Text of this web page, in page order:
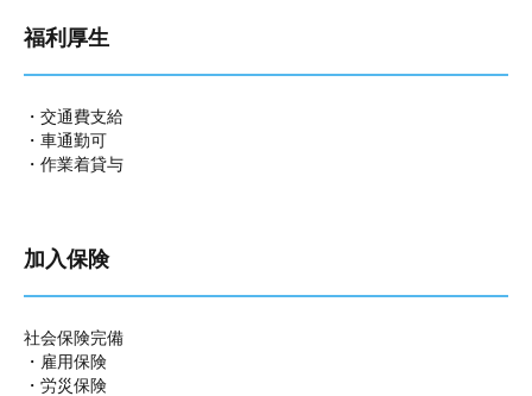
福利厚生
・交通費支給
・車通勤可
・作業着貸与
加入保険
社会保険完備
・雇用保険
・労災保険